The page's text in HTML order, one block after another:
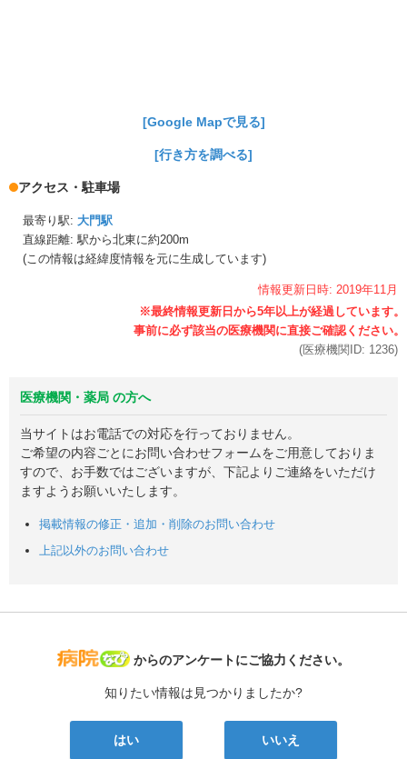
[Google Mapで見る]
[行き方を調べる]
アクセス・駐車場
最寄り駅: 大門駅
直線距離: 駅から北東に約200m
(この情報は経緯度情報を元に生成しています)
情報更新日時: 2019年11月
(医療機関ID: 1236)
医療機関・薬局 の方へ
当サイトはお電話での対応を行っておりません。
ご希望の内容ごとにお問い合わせフォームをご用意しておりま
すので、お手数ではございますが、下記よりご連絡をいただけ
ますようお願いいたします。
掲載情報の修正・追加・削除のお問い合わせ
上記以外のお問い合わせ
病院なび
からのアンケートにご協力ください。
知りたい情報は見つかりましたか?
はい いいえ